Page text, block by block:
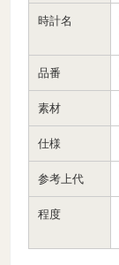
時計名
品番
素材
仕様
参考上代
程度